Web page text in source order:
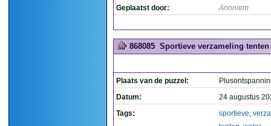
Geplaatst door: Anoniem
868085 Sportieve verzameling tenten
Plaats van de puzzel:
Datum:
24 augustus
Tags:
sportieve,